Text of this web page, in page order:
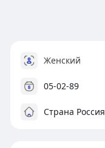
Женский
05-02-89
Страна Россия